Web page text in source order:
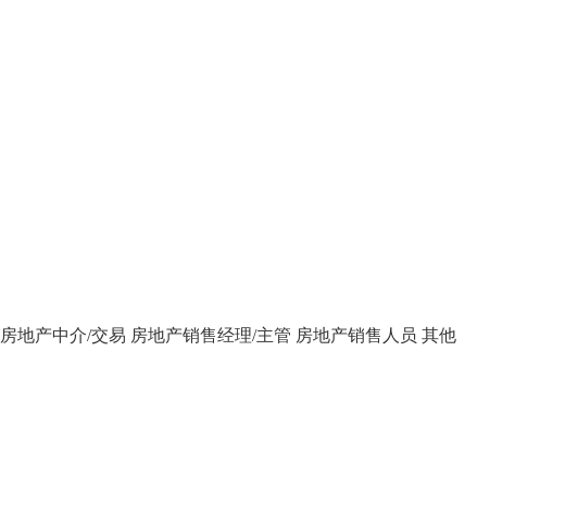
房地产中介/交易 房地产销售经理/主管 房地产销售人员 其他